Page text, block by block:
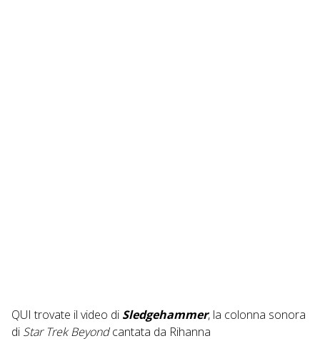
QUI trovate il video di Sledgehammer, la colonna sonora
di Star Trek Beyondcantata da Rihanna